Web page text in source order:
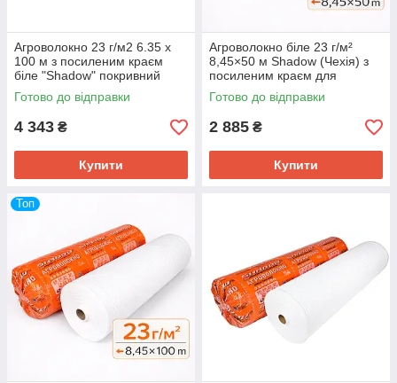
Агроволокно 23 г/м2 6.35 х
100 м з посиленим краєм
біле "Shadow" покривний
матеріал для городу
Готово до відправки
4 343 ₴
Купити
Агроволокно біле 23 г/м²
8,45×50 м Shadow (Чехія) з
посиленим краєм для
полуниці та укриття рослин
Готово до відправки
2 885 ₴
Купити
Топ